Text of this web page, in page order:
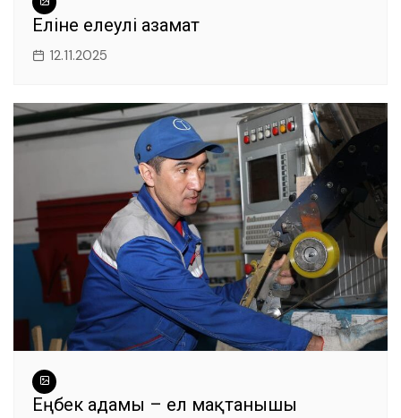
Еліне елеулі азамат
12.11.2025
Еңбек адамы – ел мақтанышы